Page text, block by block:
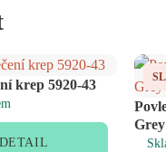
krep 5920-43
DETAIL
Grey